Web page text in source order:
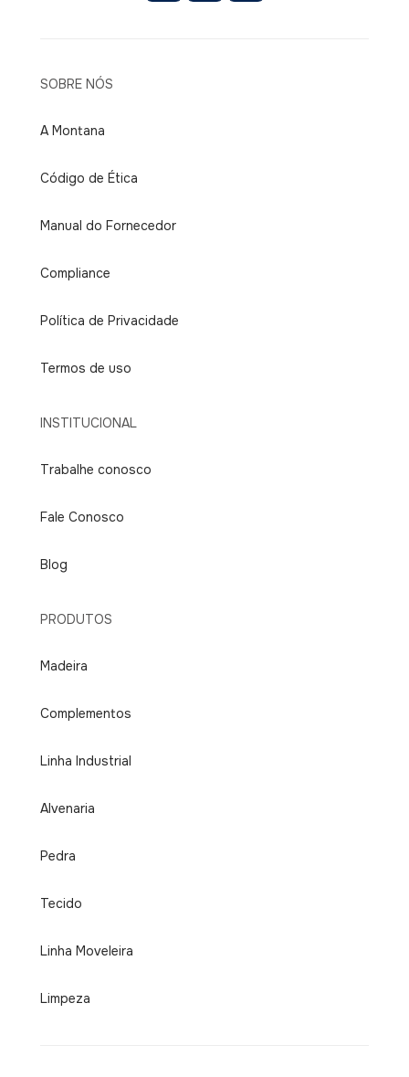
SOBRE NÓS
A Montana
Código de Ética
Manual do Fornecedor
Compliance
Política de Privacidade
Termos de uso
INSTITUCIONAL
Trabalhe conosco
Fale Conosco
Blog
PRODUTOS
Madeira
Complementos
Linha Industrial
Alvenaria
Pedra
Tecido
Linha Moveleira
Limpeza